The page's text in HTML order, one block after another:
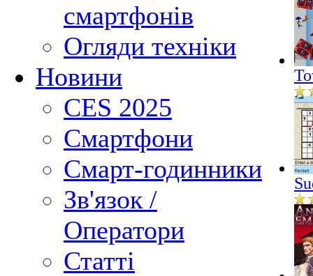
смартфонів
Огляди техніки
Новини
CES 2025
Смартфони
Смарт-годинники
Зв'язок /
Оператори
Статті